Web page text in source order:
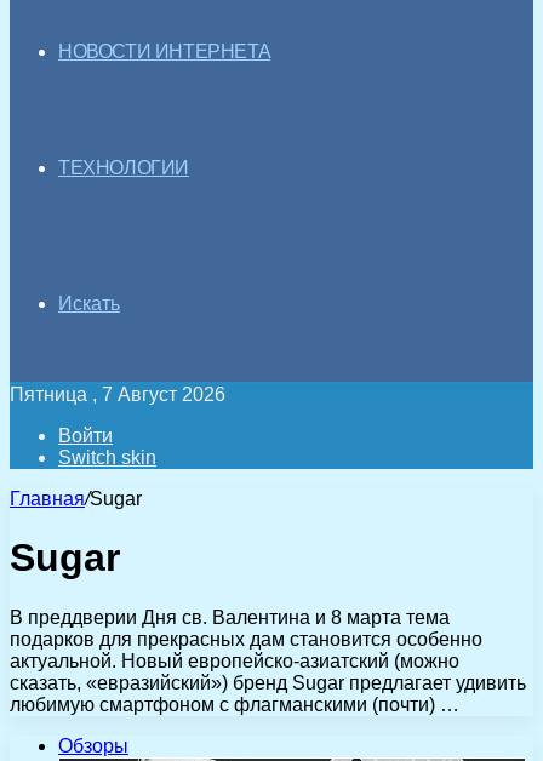
НОВОСТИ ИНТЕРНЕТА
ТЕХНОЛОГИИ
Искать
Пятница , 7 Август 2026
Войти
Switch skin
Главная/Sugar
Sugar
В преддверии Дня св. Валентина и 8 марта тема
подарков для прекрасных дам становится особенно
актуальной. Новый европейско-азиатский (можно
сказать, «евразийский») бренд Sugar предлагает удивить
любимую смартфоном с флагманскими (почти) …
Обзоры